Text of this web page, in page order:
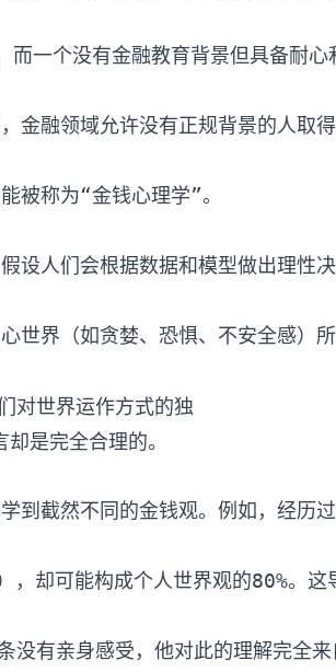
融领域允许没有正规背景的人取
人们会根据数据和模型做出理性决
对世界运作方式的独
是完全合理的。
到截然不同的金钱观。例如，经历
却可能构成个人世界观的80%。